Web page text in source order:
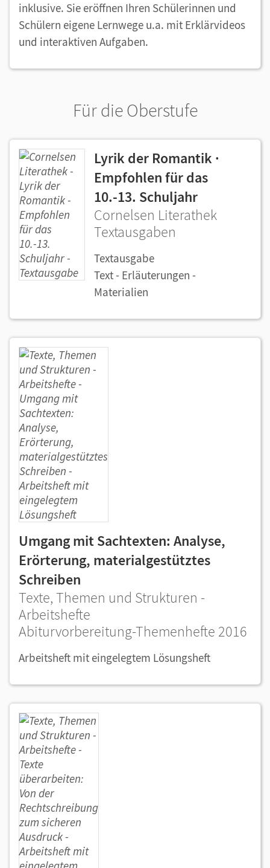
inklusive. Sie eröffnen Ihren Schülerinnen und
Schülern eigene Lernwege u.a. mit Erklärvideos
und interaktiven Aufgaben.
Für die Oberstufe
Lyrik der Romantik ·
Empfohlen für das
10.-13. Schuljahr
Cornelsen Literathek
Textausgaben
Textausgabe
Text - Erläuterungen -
Materialien
Umgang mit Sachtexten: Analyse,
Erörterung, materialgestütztes
Schreiben
Texte, Themen und Strukturen -
Arbeitshefte
Abiturvorbereitung-Themenhefte 2016
Arbeitsheft mit eingelegtem Lösungsheft